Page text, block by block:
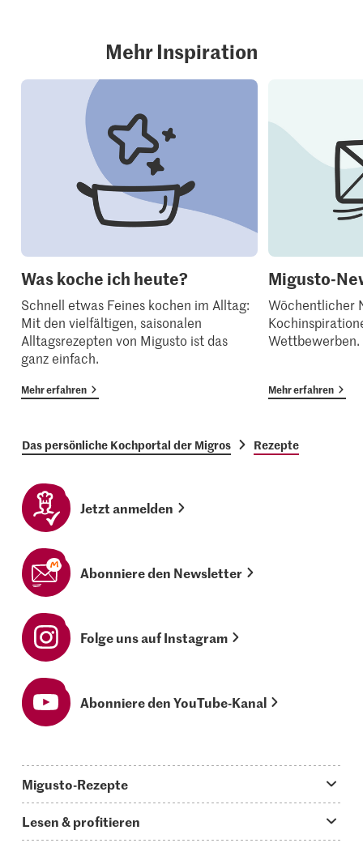
Mehr Inspiration
Was koche ich heute?
Schnell etwas Feines kochen im Alltag:
Mit den vielfältigen, saisonalen
Alltagsrezepten von Migusto ist das
ganz einfach.
Mehr erfahren
Migusto-
Wöchentlicher
Wettbewerben.
Mehr erfahren
Das persönliche Kochportal der Migros Rezepte
Jetzt anmelden
Abonniere den Newsletter
Folge uns auf Instagram
Abonniere den YouTube-Kanal
Migusto-Rezepte
Lesen & profitieren